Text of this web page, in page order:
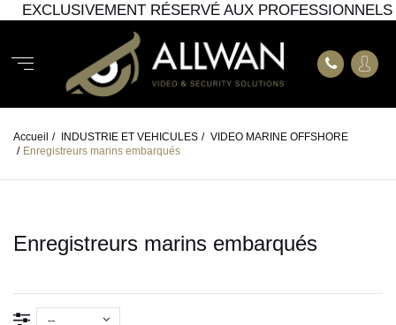
EXCLUSIVEMENT RÉSERVÉ AUX PROFESSIONNELS
Accueil / INDUSTRIE ET VEHICULES / VIDEO MARINE OFFSHORE
/ Enregistreurs marins embarqués
Enregistreurs marins embarqués
--